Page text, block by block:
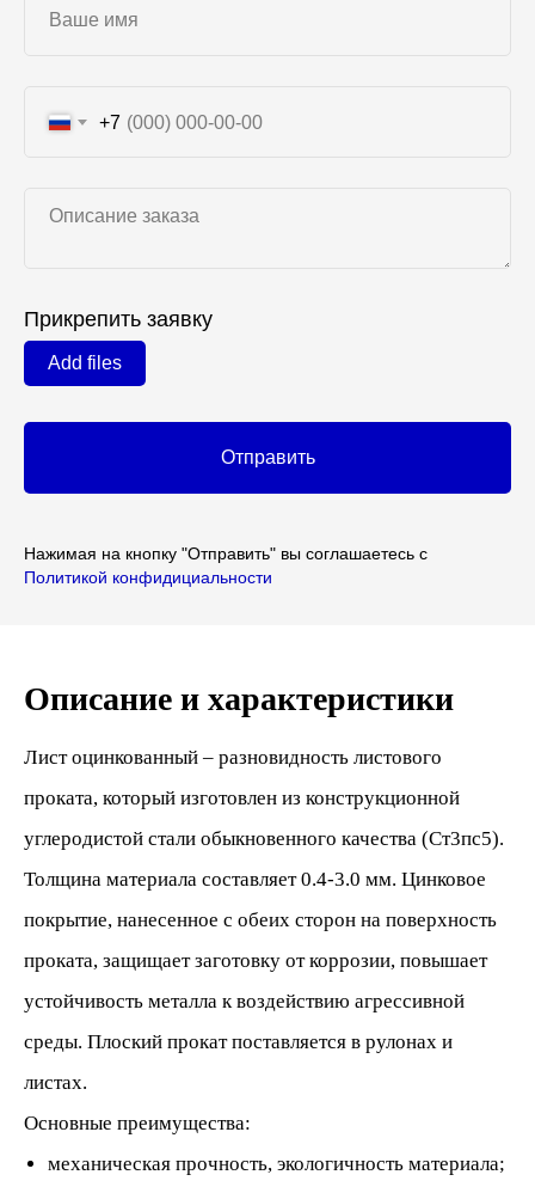
+7
Прикрепить заявку
Add files
Отправить
Нажимая на кнопку "Отправить" вы соглашаетесь с
Политикой конфидициальности
Описание и характеристики
Лист оцинкованный – разновидность листового
проката, который изготовлен из конструкционной
углеродистой стали обыкновенного качества (Ст3пс5).
Толщина материала составляет 0.4-3.0 мм. Цинковое
покрытие, нанесенное с обеих сторон на поверхность
проката, защищает заготовку от коррозии, повышает
устойчивость металла к воздействию агрессивной
среды. Плоский прокат поставляется в рулонах и
листах.
Основные преимущества:
механическая прочность, экологичность материала;